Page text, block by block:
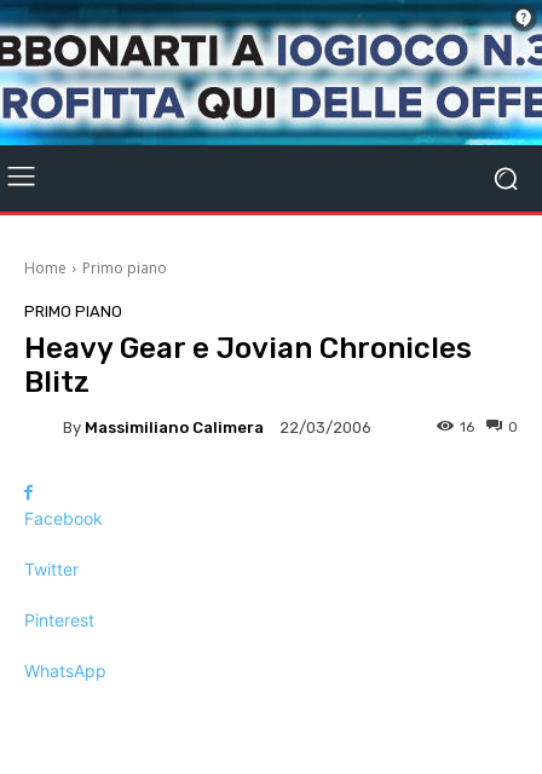
Home Primo piano
PRIMO PIANO
Heavy Gear e Jovian Chronicles
Blitz
By Massimiliano Calimera 22/03/2006 0
16
Facebook
Twitter
Pinterest
WhatsApp